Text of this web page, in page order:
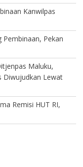
Kanwilpas
Pembinaan, Pekan
Maluku,
Diwujudkan Lewat
Remisi HUT RI,